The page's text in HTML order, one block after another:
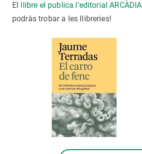
El llibre el publica l’editorial ARCÀDIA
podràs trobar a les llibreries!